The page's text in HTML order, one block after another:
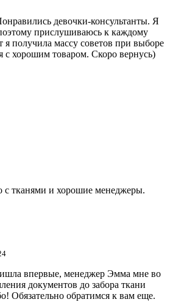
девочки-консультанты. Я
прислушиваюсь к каждому
получила массу советов при выборе
с хорошим товаром. Скоро вернусь)
с тканями и хорошие менеджеры.
впервые, менеджер Эмма мне во
документов до забора ткани
Обязательно обратимся к вам еще.